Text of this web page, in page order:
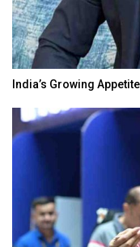
India’s Growing